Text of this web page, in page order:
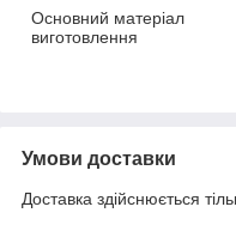
Основний матеріал
виготовлення
Умови доставки
Доставка здійснюється